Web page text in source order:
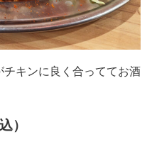
キンに良く合っててお酒
）